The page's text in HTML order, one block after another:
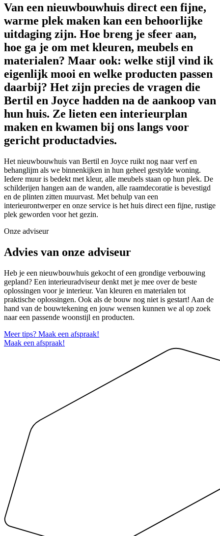
Van een nieuwbouwhuis direct een fijne,
warme plek maken kan een behoorlijke
uitdaging zijn. Hoe breng je sfeer aan,
hoe ga je om met kleuren, meubels en
materialen? Maar ook: welke stijl vind ik
eigenlijk mooi en welke producten passen
daarbij? Het zijn precies de vragen die
Bertil en Joyce hadden na de aankoop van
hun huis. Ze lieten een interieurplan
maken en kwamen bij ons langs voor
gericht productadvies.
Het nieuwbouwhuis van Bertil en Joyce ruikt nog naar verf en
behanglijm als we binnenkijken in hun geheel gestylde woning.
Iedere muur is bedekt met kleur, alle meubels staan op hun plek. De
schilderijen hangen aan de wanden, alle raamdecoratie is bevestigd
en de plinten zitten muurvast. Met behulp van een
interieurontwerper en onze service is het huis direct een fijne, rustige
plek geworden voor het gezin.
Onze adviseur
Advies van onze adviseur
Heb je een nieuwbouwhuis gekocht of een grondige verbouwing
gepland? Een interieuradviseur denkt met je mee over de beste
oplossingen voor je interieur. Van kleuren en materialen tot
praktische oplossingen. Ook als de bouw nog niet is gestart! Aan de
hand van de bouwtekening en jouw wensen kunnen we al op zoek
naar een passende woonstijl en producten.
Meer tips? Maak een afspraak!
Maak een afspraak!